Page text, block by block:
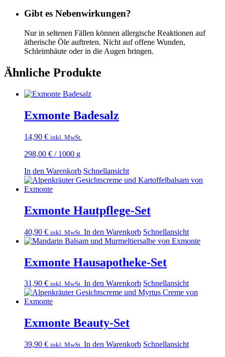
Gibt es Nebenwirkungen?
Nur in seltenen Fällen können allergische Reaktionen auf
ätherische Öle auftreten. Nicht auf offene Wunden,
Schleimhäute oder in die Augen bringen.
Ähnliche Produkte
Exmonte Badesalz
14,90 € inkl. MwSt.
298,00 € / 1000 g
In den Warenkorb Schnellansicht
Exmonte Hautpflege-Set
40,90 € inkl. MwSt. In den Warenkorb Schnellansicht
Exmonte Hausapotheke-Set
31,90 € inkl. MwSt. In den Warenkorb Schnellansicht
Exmonte Beauty-Set
39,90 € inkl. MwSt. In den Warenkorb Schnellansicht